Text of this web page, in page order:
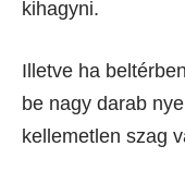
kihagyni.
Illetve ha
be nagy darab
kellemetlen szag